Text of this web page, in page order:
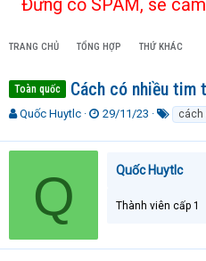
Đừng cố SPAM, sẽ
TRANG CHỦ TỔNG HỢP THỨ KHÁC
Toàn quốc Cách có nhiều tim
T
r
a
Quốc Huytlc
N
à
29/11/23
k
h
ó
cách
Q Quốc Huytlc
Thành viên cấp 1